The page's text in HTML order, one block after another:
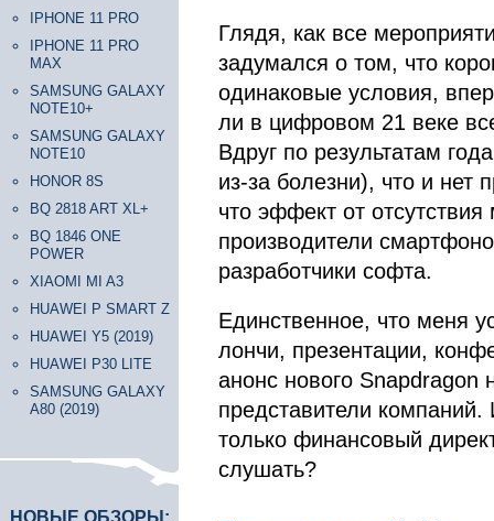
IPHONE 11 PRO
IPHONE 11 PRO
MAX
SAMSUNG GALAXY
NOTE10+
SAMSUNG GALAXY
NOTE10
HONOR 8S
BQ 2818 ART XL+
BQ 1846 ONE
POWER
XIAOMI MI A3
HUAWEI P SMART Z
HUAWEI Y5 (2019)
HUAWEI P30 LITE
SAMSUNG GALAXY
A80 (2019)
НОВЫЕ ОБЗОРЫ:
Глядя, как все
задумался о том, что
одинаковые условия,
ли в цифровом 21 веке
Вдруг по результатам
из-за болезни), что и нет
что эффект от
производители
разработчики софта.
Единственное, что меня
лончи, презентации,
анонс нового
представители компаний.
только финансовый
слушать?